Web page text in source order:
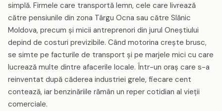
simplă. Firmele care transportă lemn, cele care livrează
către pensiunile din zona Târgu Ocna sau către Slănic
Moldova, precum și micii antreprenori din jurul Oneștiului
depind de costuri previzibile. Când motorina crește brusc,
se simte pe facturile de transport și pe marjele mici cu care
lucrează multe dintre afacerile locale. Într-un oraș care s-a
reinventat după căderea industriei grele, fiecare cent
contează, iar benzinăriile rămân un reper cotidian al vieții
comerciale.